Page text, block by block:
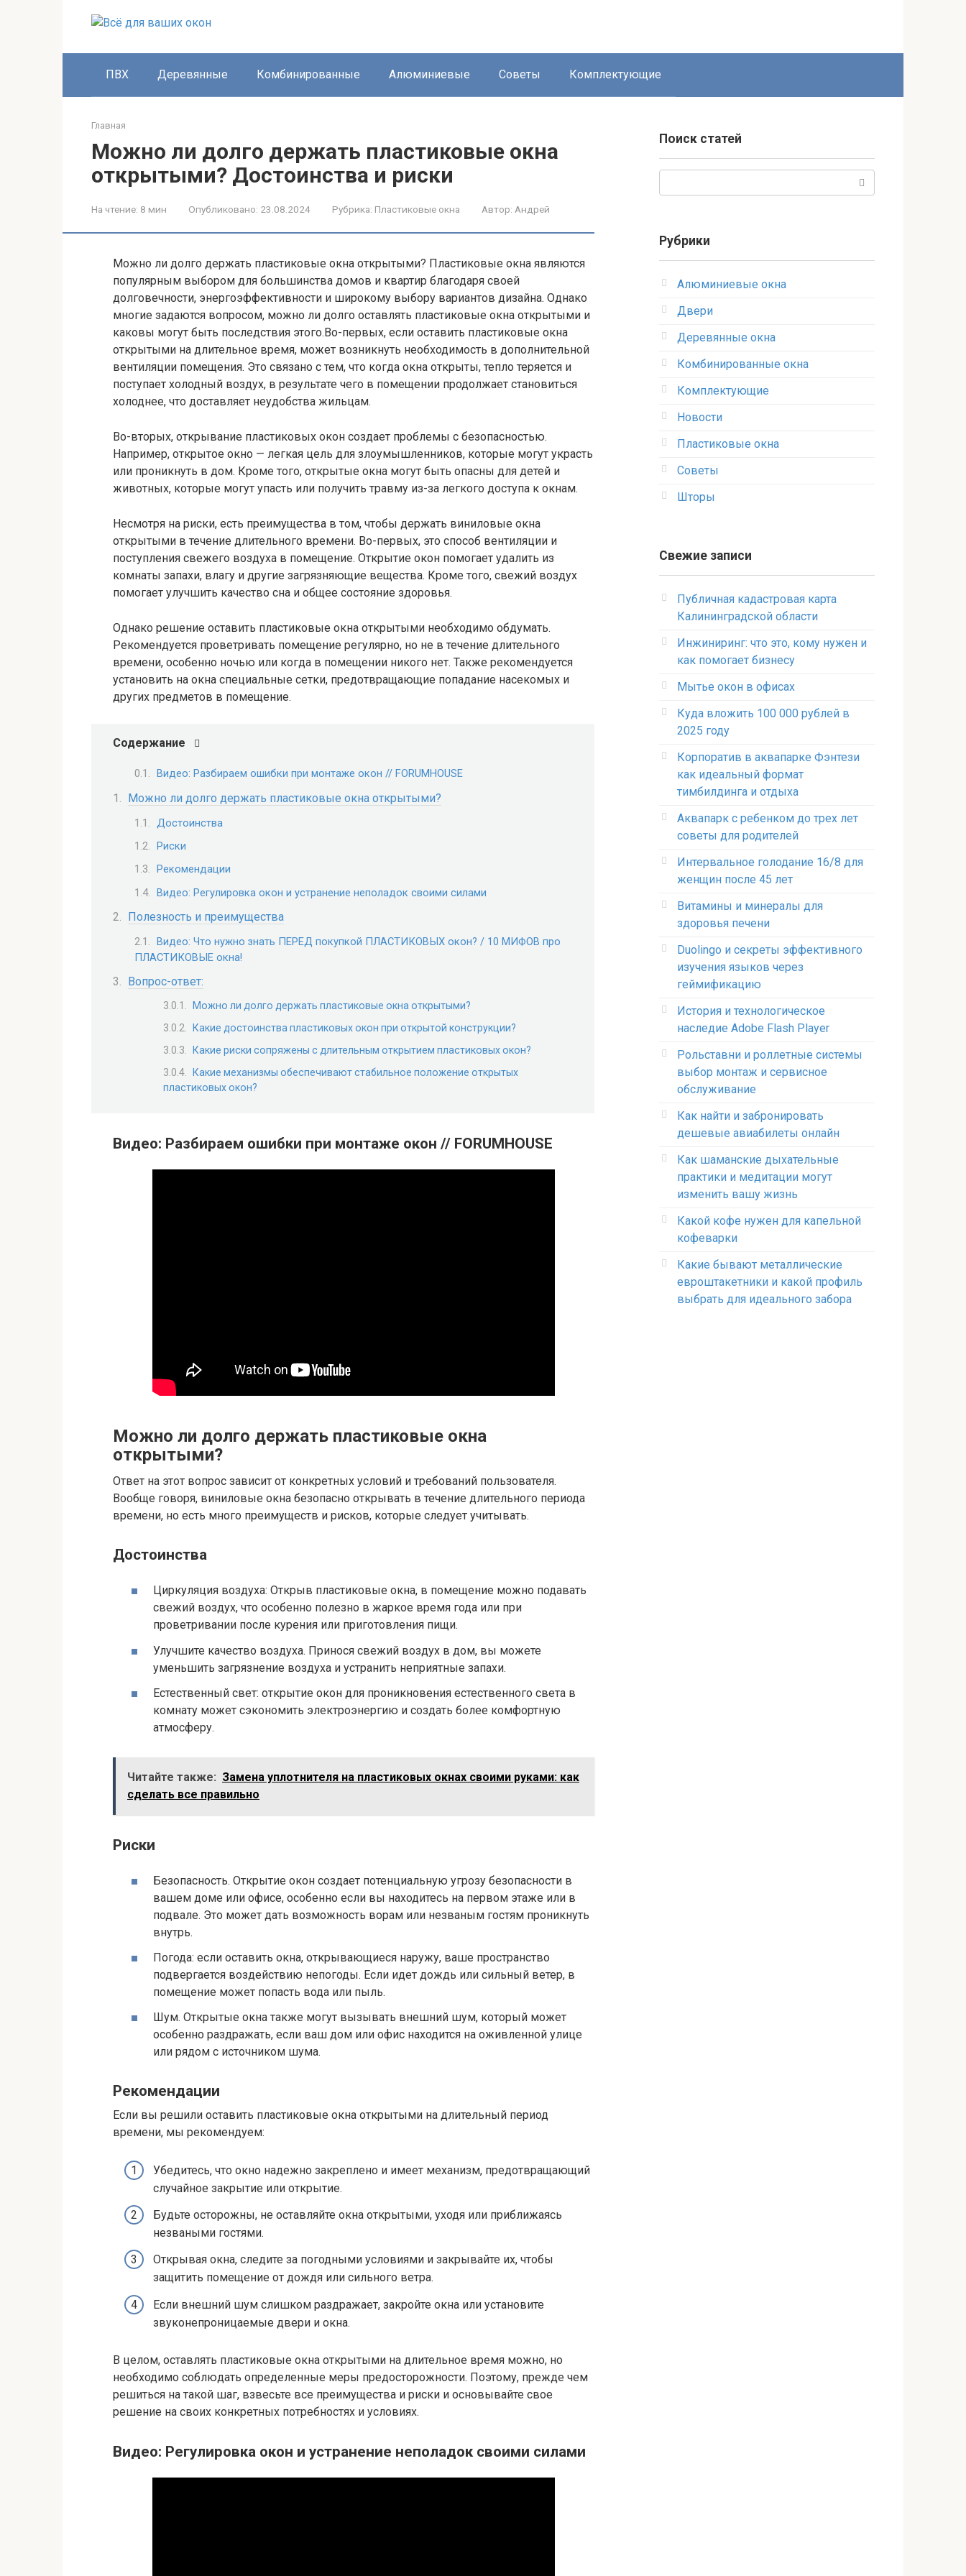
ПВХ Деревянные Комбинированные Алюминиевые Советы Комплектующие
Главная
Можно ли долго держать пластиковые окна
открытыми? Достоинства и риски
На чтение: 8 мин Опубликовано: 23.08.2024 Рубрика: Пластиковые окна Автор: Андрей
Можно ли долго держать пластиковые окна открытыми? Пластиковые окна являются
популярным выбором для большинства домов и квартир благодаря своей
долговечности, энергоэффективности и широкому выбору вариантов дизайна. Однако
многие задаются вопросом, можно ли долго оставлять пластиковые окна открытыми и
каковы могут быть последствия этого.Во-первых, если оставить пластиковые окна
открытыми на длительное время, может возникнуть необходимость в дополнительной
вентиляции помещения. Это связано с тем, что когда окна открыты, тепло теряется и
поступает холодный воздух, в результате чего в помещении продолжает становиться
холоднее, что доставляет неудобства жильцам.
Во-вторых, открывание пластиковых окон создает проблемы с безопасностью.
Например, открытое окно — легкая цель для злоумышленников, которые могут украсть
или проникнуть в дом. Кроме того, открытые окна могут быть опасны для детей и
животных, которые могут упасть или получить травму из-за легкого доступа к окнам.
Несмотря на риски, есть преимущества в том, чтобы держать виниловые окна
открытыми в течение длительного времени. Во-первых, это способ вентиляции и
поступления свежего воздуха в помещение. Открытие окон помогает удалить из
комнаты запахи, влагу и другие загрязняющие вещества. Кроме того, свежий воздух
помогает улучшить качество сна и общее состояние здоровья.
Однако решение оставить пластиковые окна открытыми необходимо обдумать.
Рекомендуется проветривать помещение регулярно, но не в течение длительного
времени, особенно ночью или когда в помещении никого нет. Также рекомендуется
установить на окна специальные сетки, предотвращающие попадание насекомых и
других предметов в помещение.
Содержание
Видео: Разбираем ошибки при монтаже окон // FORUMHOUSE
Можно ли долго держать пластиковые окна открытыми?
Достоинства
Риски
Рекомендации
Видео: Регулировка окон и устранение неполадок своими силами
Полезность и преимущества
Видео: Что нужно знать ПЕРЕД покупкой ПЛАСТИКОВЫХ окон? / 10 МИФОВ про
ПЛАСТИКОВЫЕ окна!
Вопрос-ответ:
Можно ли долго держать пластиковые окна открытыми?
Какие достоинства пластиковых окон при открытой конструкции?
Какие риски сопряжены с длительным открытием пластиковых окон?
Какие механизмы обеспечивают стабильное положение открытых
пластиковых окон?
Видео: Разбираем ошибки при монтаже окон // FORUMHOUSE
Можно ли долго держать пластиковые окна
открытыми?
Ответ на этот вопрос зависит от конкретных условий и требований пользователя.
Вообще говоря, виниловые окна безопасно открывать в течение длительного периода
времени, но есть много преимуществ и рисков, которые следует учитывать.
Достоинства
Циркуляция воздуха: Открыв пластиковые окна, в помещение можно подавать
свежий воздух, что особенно полезно в жаркое время года или при
проветривании после курения или приготовления пищи.
Улучшите качество воздуха. Принося свежий воздух в дом, вы можете
уменьшить загрязнение воздуха и устранить неприятные запахи.
Естественный свет: открытие окон для проникновения естественного света в
комнату может сэкономить электроэнергию и создать более комфортную
атмосферу.
Читайте также: Замена уплотнителя на пластиковых окнах своими руками: как
сделать все правильно
Риски
Безопасность. Открытие окон создает потенциальную угрозу безопасности в
вашем доме или офисе, особенно если вы находитесь на первом этаже или в
подвале. Это может дать возможность ворам или незваным гостям проникнуть
внутрь.
Погода: если оставить окна, открывающиеся наружу, ваше пространство
подвергается воздействию непогоды. Если идет дождь или сильный ветер, в
помещение может попасть вода или пыль.
Шум. Открытые окна также могут вызывать внешний шум, который может
особенно раздражать, если ваш дом или офис находится на оживленной улице
или рядом с источником шума.
Рекомендации
Если вы решили оставить пластиковые окна открытыми на длительный период
времени, мы рекомендуем:
Убедитесь, что окно надежно закреплено и имеет механизм, предотвращающий
случайное закрытие или открытие.
Будьте осторожны, не оставляйте окна открытыми, уходя или приближаясь
незваными гостями.
Открывая окна, следите за погодными условиями и закрывайте их, чтобы
защитить помещение от дождя или сильного ветра.
Если внешний шум слишком раздражает, закройте окна или установите
звуконепроницаемые двери и окна.
В целом, оставлять пластиковые окна открытыми на длительное время можно, но
необходимо соблюдать определенные меры предосторожности. Поэтому, прежде чем
решиться на такой шаг, взвесьте все преимущества и риски и основывайте свое
решение на своих конкретных потребностях и условиях.
Видео: Регулировка окон и устранение неполадок своими силами
Поиск статей
Рубрики
Алюминиевые окна
Двери
Деревянные окна
Комбинированные окна
Комплектующие
Новости
Пластиковые окна
Советы
Шторы
Свежие записи
Публичная кадастровая карта
Калининградской области
Инжиниринг: что это, кому нужен и
как помогает бизнесу
Мытье окон в офисах
Куда вложить 100 000 рублей в
2025 году
Корпоратив в аквапарке Фэнтези
как идеальный формат
тимбилдинга и отдыха
Аквапарк с ребенком до трех лет
советы для родителей
Интервальное голодание 16/8 для
женщин после 45 лет
Витамины и минералы для
здоровья печени
Duolingo и секреты эффективного
изучения языков через
геймификацию
История и технологическое
наследие Adobe Flash Player
Рольставни и роллетные системы
выбор монтаж и сервисное
обслуживание
Как найти и забронировать
дешевые авиабилеты онлайн
Как шаманские дыхательные
практики и медитации могут
изменить вашу жизнь
Какой кофе нужен для капельной
кофеварки
Какие бывают металлические
евроштакетники и какой профиль
выбрать для идеального забора